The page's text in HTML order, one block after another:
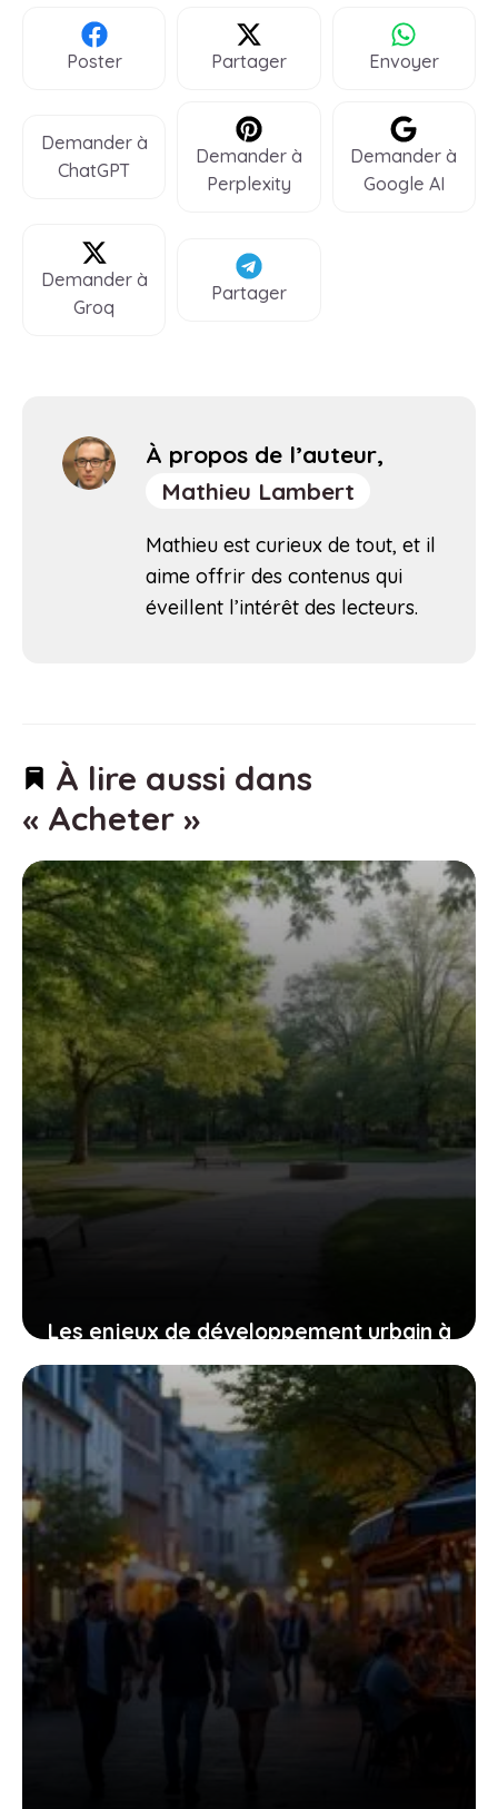
Poster Partager Envoyer
Demander à
ChatGPT
Demander à
Perplexity
Demander à
Google AI
Demander à
Groq
Partager
À propos de l’auteur,
Mathieu Lambert
Mathieu est curieux de tout, et il
aime offrir des contenus qui
éveillent l’intérêt des lecteurs.
À lire aussi dans
« Acheter »
Les enjeux de développement urbain à
Saint-Genis-Laval : focus sur les
quartiers chauds
4 août 2026